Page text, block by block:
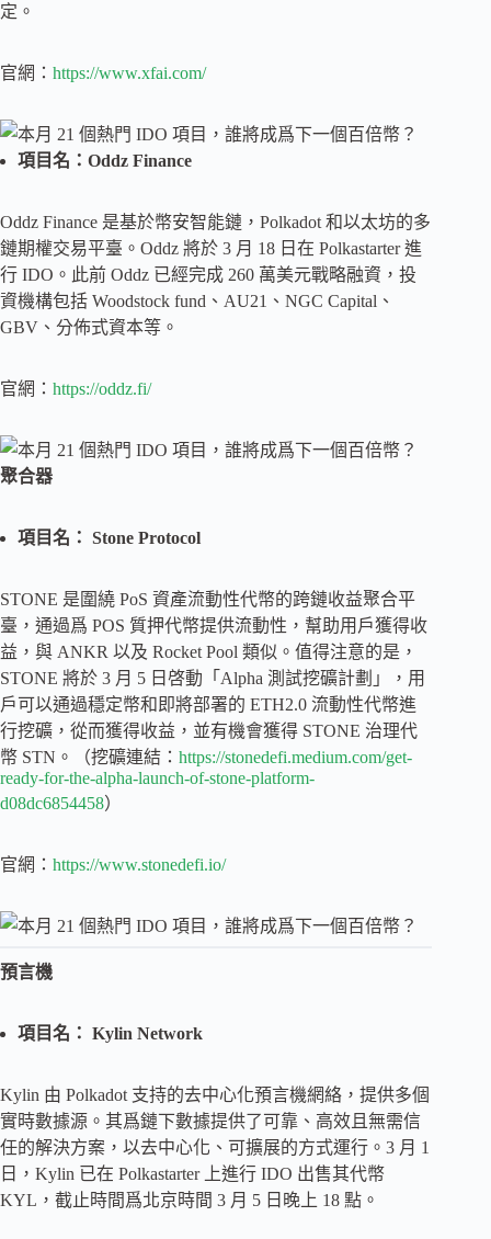
定。
官網： https://www.xfai.com/
項目名：Oddz Finance
Oddz Finance 是基於幣安智能鏈，Polkadot 和以太坊的多
鏈期權交易平臺。Oddz 將於 3 月 18 日在 Polkastarter 進
行 IDO。此前 Oddz 已經完成 260 萬美元戰略融資，投
資機構包括 Woodstock fund、AU21、NGC Capital、
GBV、分佈式資本等。
官網： https://oddz.fi/
聚合器
項目名： Stone Protocol
STONE 是圍繞 PoS 資產流動性代幣的跨鏈收益聚合平
臺，通過爲 POS 質押代幣提供流動性，幫助用戶獲得收
益，與 ANKR 以及 Rocket Pool 類似。值得注意的是，
STONE 將於 3 月 5 日啓動「Alpha 測試挖礦計劃」，用
戶可以通過穩定幣和即將部署的 ETH2.0 流動性代幣進
行挖礦，從而獲得收益，並有機會獲得 STONE 治理代
幣 STN。（挖礦連結： https://stonedefi.medium.com/get-
ready-for-the-alpha-launch-of-stone-platform-
d08dc6854458）
官網： https://www.stonedefi.io/
預言機
項目名： Kylin Network
Kylin 由 Polkadot 支持的去中心化預言機網絡，提供多個
實時數據源。其爲鏈下數據提供了可靠、高效且無需信
任的解決方案，以去中心化、可擴展的方式運行。3 月 1
日，Kylin 已在 Polkastarter 上進行 IDO 出售其代幣
KYL，截止時間爲北京時間 3 月 5 日晚上 18 點。